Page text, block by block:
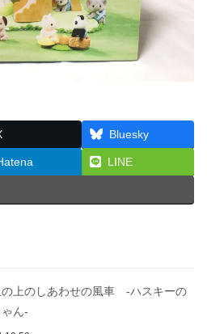
Bluesky
LINE
上のしあわせの風車 -ハスキーの
ん-